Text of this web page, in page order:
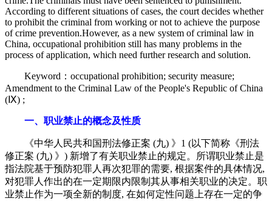
According to different situations of cases, the court decides whether
to prohibit the criminal from working or not to achieve the purpose
of crime prevention.However, as a new system of criminal law in
China, occupational prohibition still has many problems in the
process of application, which need further research and solution.
Keyword：occupational prohibition; security measure;
Amendment to the Criminal Law of the People's Republic of China
(Ⅸ) ;
一、职业禁止的概念及性质
《中华人民共和国刑法修正案 (九) 》1 (以下简称《刑法
修正案 (九) 》) 新增了有关职业禁止的规定。所谓职业禁止是
指法院基于预防犯罪人再次犯罪的需要, 根据案件的具体情况,
对犯罪人作出的在一定期限内限制其从事相关职业的决定。职
业禁止作为一项全新的制度, 在如何定性问题上存在一定的争